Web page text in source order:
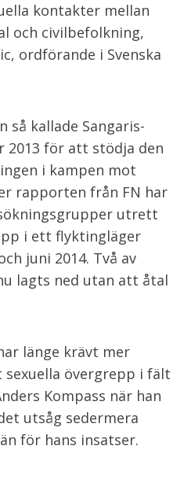
kontakter mellan
och civilbefolkning,
ordförande i Svenska
så kallade Sangaris-
2013 för att stödja den
i kampen mot
rapporten från FN har
utrett
i ett flyktingläger
juni 2014. Två av
lagts ned utan att åtal
länge krävt mer
övergrepp i fält
Kompass när han
utsåg sedermera
för hans insatser.